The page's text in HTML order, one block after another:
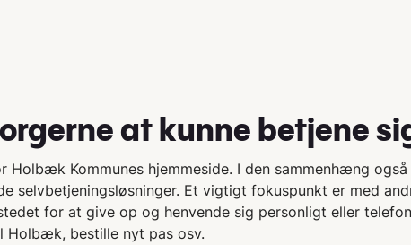
at kunne betjene
Holbæk Kommunes hjemmeside. I den sammenhæng
selvbetjeningsløsninger. Et vigtigt fokuspunkt er med
for at give op og henvende sig personligt eller
bestille nyt pas osv.